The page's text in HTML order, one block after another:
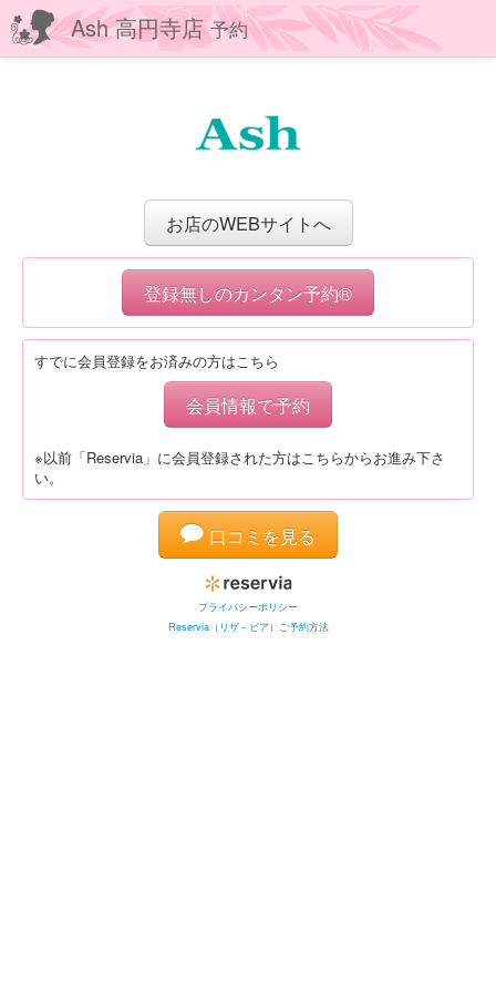
Ash 高円寺店予約
お店のWEBサイトへ
登録無しのカンタン予約®
すでに会員登録をお済みの方はこちら
会員情報で予約
※以前「Reservia」に会員登録された方はこちらからお進み下さ
い。
口コミを見る
プライバシーポリシー
Reservia（リザ－ビア）ご予約方法